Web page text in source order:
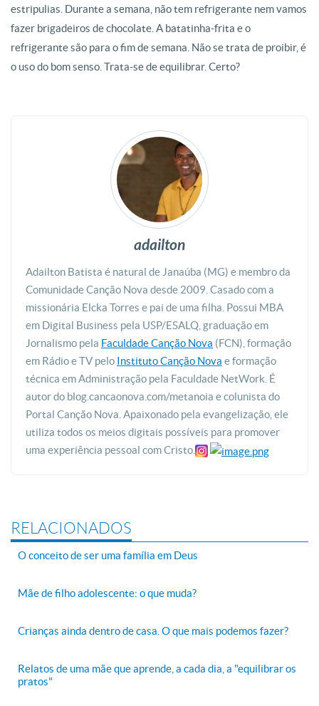
estripulias. Durante a semana, não tem refrigerante nem vamos
fazer brigadeiros de chocolate. A batatinha-frita e o
refrigerante são para o fim de semana. Não se trata de proibir, é
o uso do bom senso. Trata-se de equilibrar. Certo?
adailton
Adailton Batista é natural de Janaúba (MG) e membro da
Comunidade Canção Nova desde 2009. Casado com a
missionária Elcka Torres e pai de uma filha. Possui MBA
em Digital Business pela USP/ESALQ, graduação em
Jornalismo pela Faculdade Canção Nova (FCN), formação
em Rádio e TV pelo Instituto Canção Nova e formação
técnica em Administração pela Faculdade NetWork. É
autor do blog.cancaonova.com/metanoia e colunista do
Portal Canção Nova. Apaixonado pela evangelização, ele
utiliza todos os meios digitais possíveis para promover
uma experiência pessoal com Cristo.
RELACIONADOS
O conceito de ser uma família em Deus
Mãe de filho adolescente: o que muda?
Crianças ainda dentro de casa. O que mais podemos fazer?
Relatos de uma mãe que aprende, a cada dia, a "equilibrar os
pratos"